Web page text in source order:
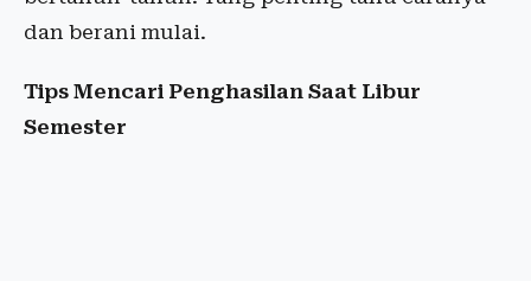
dan berani mulai.
Tips Mencari Penghasilan Saat Libur
Semester